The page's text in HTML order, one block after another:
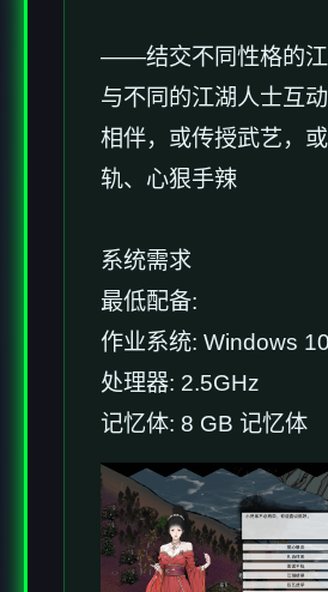
——结交不同性格的江
与不同的江湖人士互
相伴，或传授武艺，
轨、心狠手辣
系统需求
最低配备:
作业系统: Windows
处理器: 2.5GHz
记忆体: 8 GB 记忆体